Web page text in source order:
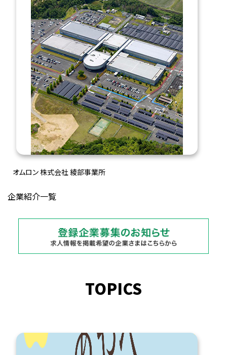
オムロン 株式会社 綾部事業所
企業紹介一覧
TOPICS